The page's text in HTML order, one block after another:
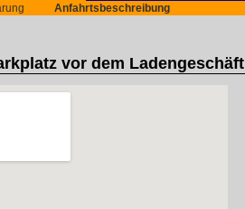
Anfahrtsbeschreibung
vor dem Ladengeschäft